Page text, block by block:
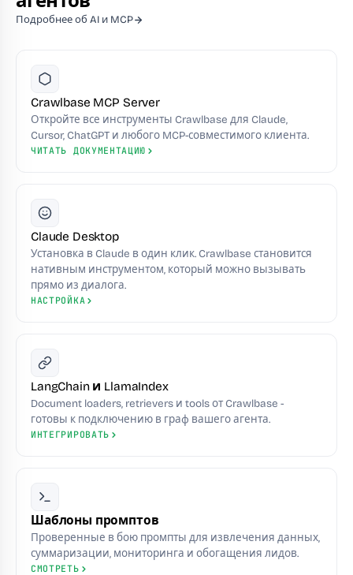
Подробнее об AI и MCP
Crawlbase MCP Server
Откройте все инструменты Crawlbase для Claude,
Cursor, ChatGPT и любого MCP-совместимого клиента.
ЧИТАТЬ ДОКУМЕНТАЦИЮ
Claude Desktop
Установка в Claude в один клик. Crawlbase становится
нативным инструментом, который можно вызывать
прямо из диалога.
НАСТРОЙКА
LangChain и LlamaIndex
Document loaders, retrievers и tools от Crawlbase -
готовы к подключению в граф вашего агента.
ИНТЕГРИРОВАТЬ
Шаблоны промптов
Проверенные в бою промпты для извлечения данных,
суммаризации, мониторинга и обогащения лидов.
СМОТРЕТЬ